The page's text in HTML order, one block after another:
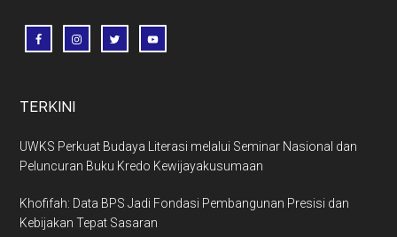
TERKINI
UWKS Perkuat Budaya Literasi melalui Seminar Nasional dan
Peluncuran Buku Kredo Kewijayakusumaan
Khofifah: Data BPS Jadi Fondasi Pembangunan Presisi dan
Kebijakan Tepat Sasaran